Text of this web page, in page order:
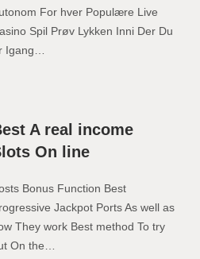
For hver Populære Live
Spil Prøv Lykken Inni Der Du
Igang…
A real income
On line
Bonus Function Best
Jackpot Ports As well as
They work Best method To try
On the…